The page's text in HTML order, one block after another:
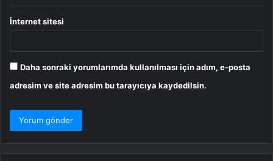
İnternet sitesi
Daha sonraki yorumlarımda kullanılması için adım, e-posta
adresim ve site adresim bu tarayıcıya kaydedilsin.